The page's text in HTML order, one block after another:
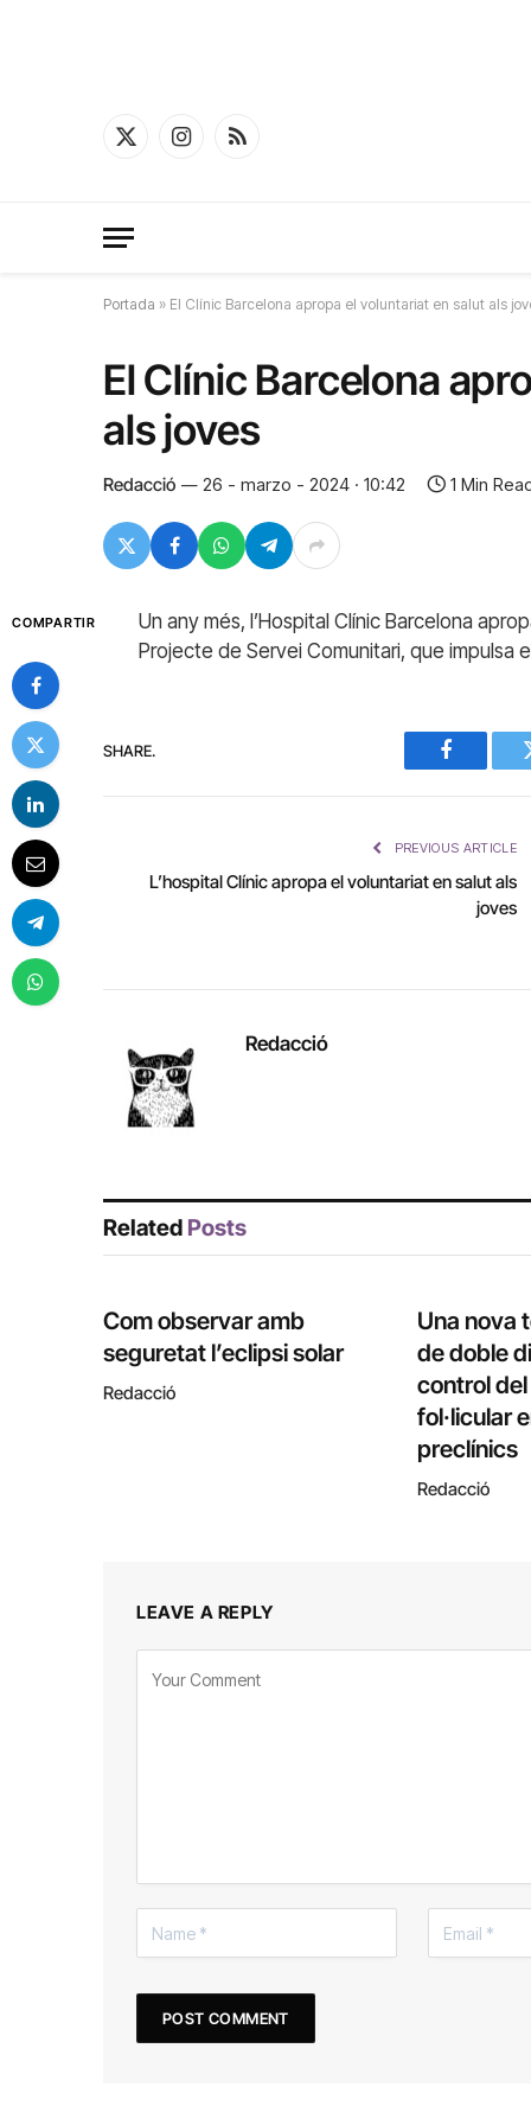
X
InstagramRSS
Portada » El Clínic Barcelona apropa el voluntariat en salut als
El Clínic Barcelona
als joves
Redacció 26 - marzo - 2024 · 10:42 1 Min
COMPARTIR
Un any més, l’Hospital Clínic Barcelona
Projecte de Servei Comunitari, que impulsa
SHARE.
Facebook
PREVIOUS ARTICLE
L’hospital Clínic apropa el voluntariat en salut als
joves
Redacció
Related Posts
Com observar amb
seguretat l’eclipsi solar
Redacció
Una nova
de doble
control
fol·licular
preclínics
Redacció
LEAVE A REPLY